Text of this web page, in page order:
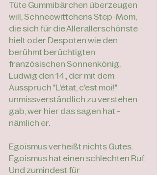
Tüte Gummibärchen überzeugen
will, Schneewittchens Step-Mom,
die sich für die Allerallerschönste
hielt oder Despoten wie den
berühmt berüchtigten
französischen Sonnenkönig,
Ludwig den 14., der mit dem
Ausspruch "L'état, c'est moi!"
unmissverständlich zu verstehen
gab, wer hier das sagen hat -
nämlich er.
Egoismus verheißt nichts Gutes.
Egoismus hat einen schlechten Ruf.
Und zumindest für